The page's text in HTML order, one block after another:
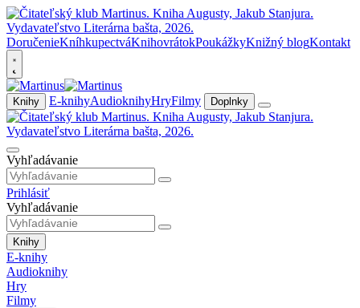
DoručenieKníhkupectváKnihovrátokPoukážkyKnižný blogKontakt
Knihy E-knihyAudioknihyHryFilmy Doplnky
Vyhľadávanie
Prihlásiť
Vyhľadávanie
Knihy
E-knihy
Audioknihy
Hry
Filmy